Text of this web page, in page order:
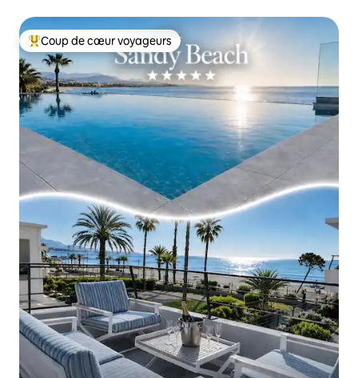
Coups de cœur voyageurs les plus appréciés
Coup de cœur voyageurs